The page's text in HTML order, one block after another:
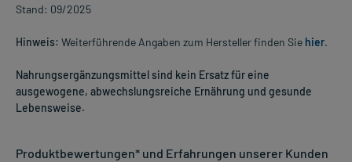
Stand: 09/2025
Hinweis: Weiterführende Angaben zum Hersteller finden Sie hier.
Nahrungsergänzungsmittel sind kein Ersatz für eine
ausgewogene, abwechslungsreiche Ernährung und gesunde
Lebensweise.
Produktbewertungen* und Erfahrungen unserer Kunden